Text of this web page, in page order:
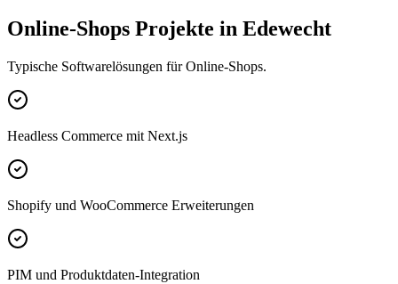
Online-Shops Projekte in Edewecht
Typische Softwarelösungen für Online-Shops.
Headless Commerce mit Next.js
Shopify und WooCommerce Erweiterungen
PIM und Produktdaten-Integration